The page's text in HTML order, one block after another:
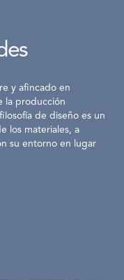
y afincado en
la producción
de diseño es un
los materiales, a
su entorno en lugar